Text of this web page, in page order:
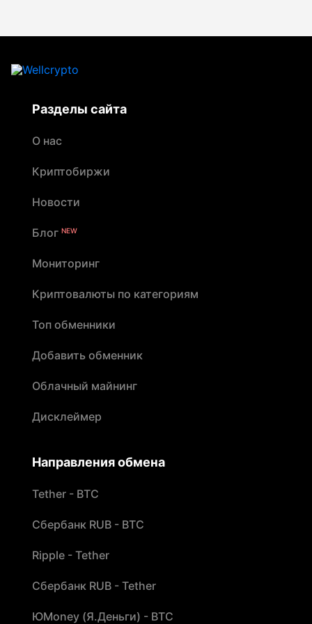
средств до приезда курьера
Разделы сайта
О нас
Криптобиржи
Новости
Блог NEW
Мониторинг
Криптовалюты по категориям
Топ обменники
Добавить обменник
Облачный майнинг
Дисклеймер
Направления обмена
Tether - BTC
Сбербанк RUB - BTC
Ripple - Tether
Сбербанк RUB - Tether
ЮMoney (Я.Деньги) - BTC